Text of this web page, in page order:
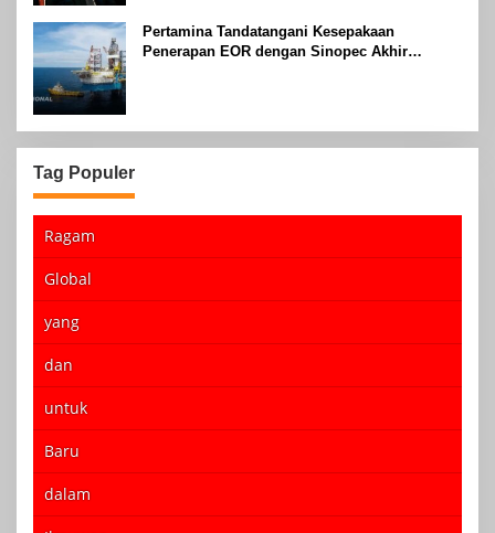
Pertamina Tandatangani Kesepakaan
Penerapan EOR dengan Sinopec Akhir
Tag Populer
Ragam
Global
yang
dan
untuk
Baru
dalam